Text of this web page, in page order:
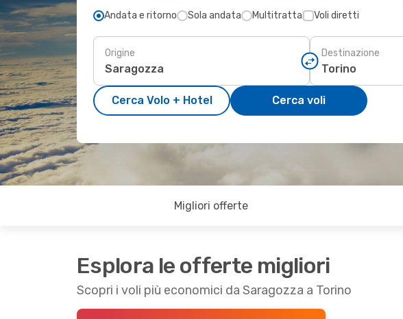
Andata e ritorno Sola andata Multitratta Voli diretti
Origine Destinazione
Cerca Volo + Hotel Cerca voli
Migliori offerte
Esplora le offerte migliori
Scopri i voli più economici da Saragozza a Torino